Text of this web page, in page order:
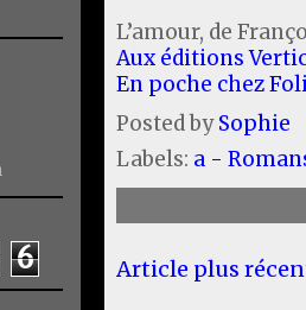
L’amour, de
Aux éditions
En poche chez
Posted bySophie
Labels: a -
Article plus
6